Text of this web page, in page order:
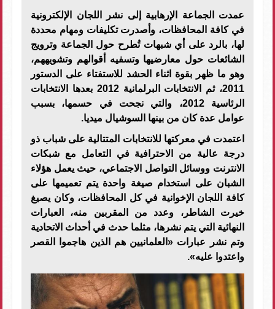
عمدت الجماعة الإرهابية إلى نشر اللجان الإلكترونية
في كافة المحافظات، وأصدرت تكليفات ومهام محددة
لها، بالرد على أي شبهات تُطرح حول الجماعة وترويج
الشائعات حول معارضيها وتسفيه أقوالهم وتشويههم،
وهو ما ظهر بقوة اثناء الحشد للاستفتاء على الدستور
2011، ثم الانتخابات البرلمانية 2012 بعدها الانتخابات
الرئاسية 2012، والتي نجحت في حسمها، بسبب
عوامل عدة كان من بينها السوشيال ميديا.
اعتمدت في معركتها للانتخابات المتتالية على شباب ذو
درجة عالية من الاحترافية في التعامل مع شبكات
الانترنت ووسائل التواصل الاجتماعي، حيث يعمل هؤلاء
الشبان على استخدام صيغة واحدة يتم تعميمها على
كافة اللجان الإخوانية في كل المحافظات، وكان يصيغ
خيرت الشاطر، وعدد من المقربين منه، العبارات
النهائية التي يتم نشرها، مثلما حدث في أحداث الاتحادية
وتم نشر عبارات «العلمانيين هم الذين هاجموا القصر
واعتدوا عليه».